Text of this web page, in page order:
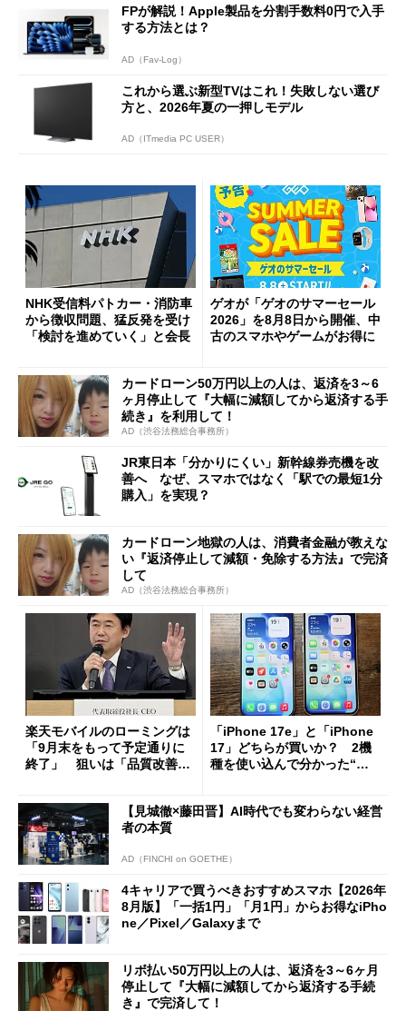
FPが解説！Apple製品を分割手数料0円で入手
する方法とは？
AD（Fav-Log）
これから選ぶ新型TVはこれ！失敗しない選び
方と、2026年夏の一押しモデル
AD（ITmedia PC USER）
NHK受信料パトカー・消防車
から徴収問題、猛反発を受け
「検討を進めていく」と会長
ゲオが「ゲオのサマーセール
2026」を8月8日から開催、中
古のスマホやゲームがお得に
カードローン50万円以上の人は、返済を3～6
ヶ月停止して『大幅に減額してから返済する手
続き』を利用して！
AD（渋谷法務総合事務所）
JR東日本「分かりにくい」新幹線券売機を改
善へ なぜ、スマホではなく「駅での最短1分
購入」を実現？
カードローン地獄の人は、消費者金融が教えな
い『返済停止して減額・免除する方法』で完済
して
AD（渋谷法務総合事務所）
楽天モバイルのローミングは
「9月末をもって予定通りに
終了」 狙いは「品質改善」
も
「iPhone 17e」と「iPhone
17」どちらが買いか？ 2機
種を使い込んで分かった“ス
【見城徹×藤田晋】AI時代でも変わらない経営
者の本質
AD（FINCHI on GOETHE）
4キャリアで買うべきおすすめスマホ【2026年
8月版】「一括1円」「月1円」からお得なiPho
ne／Pixel／Galaxyまで
リボ払い50万円以上の人は、返済を3～6ヶ月
停止して『大幅に減額してから返済する手続
き』で完済して！